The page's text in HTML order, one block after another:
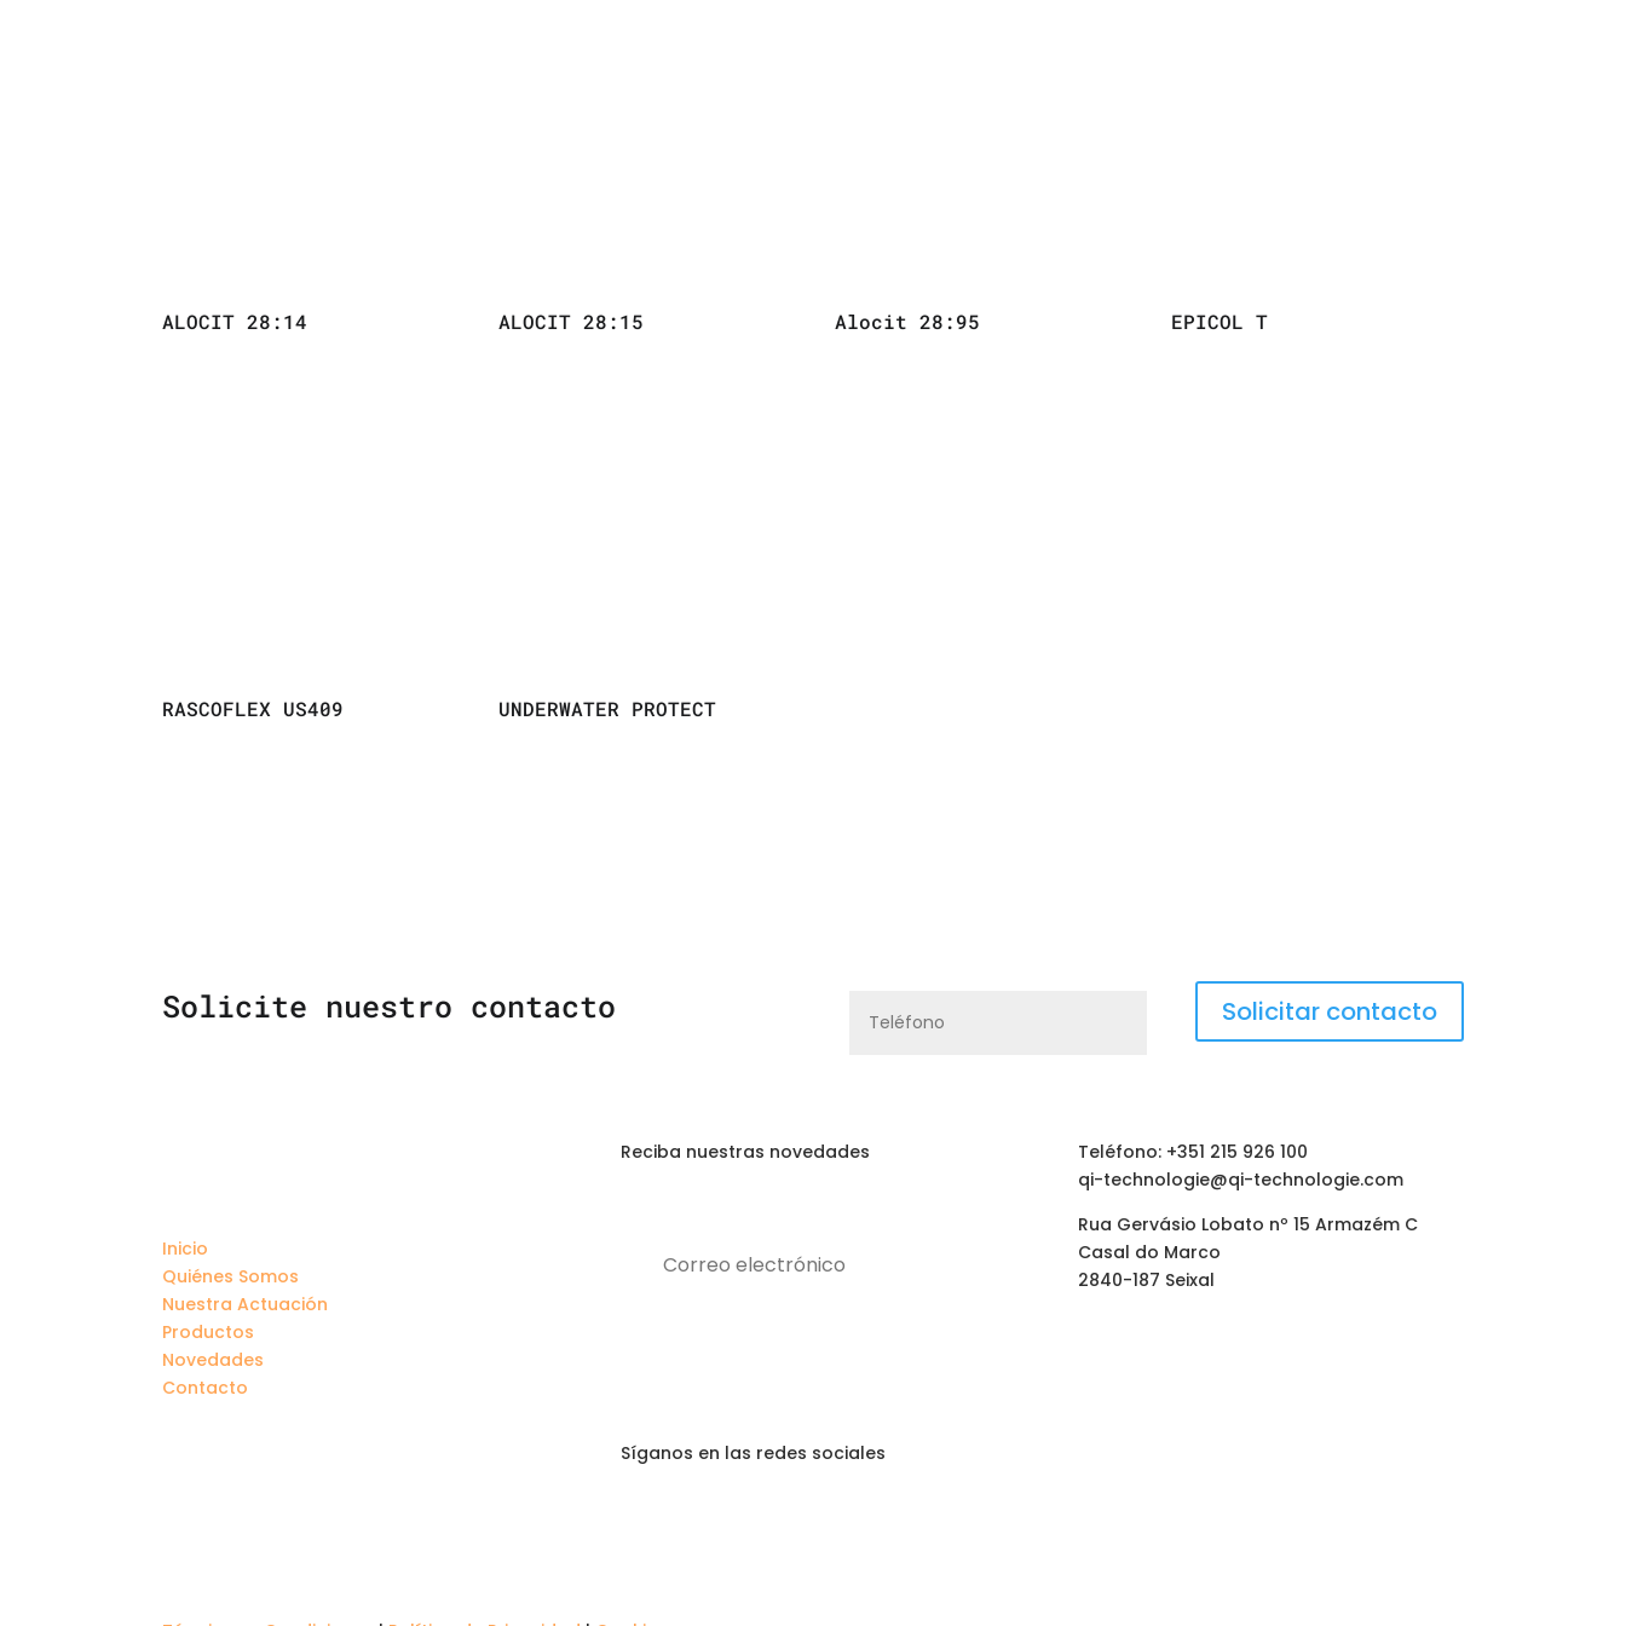
ALOCIT 28:14 ALOCIT 28:15 Alocit 28:95 EPICOL T
RASCOFLEX US409 UNDERWATER PROTECT
Solicite nuestro contacto Solicitar contacto
Inicio
Quiénes Somos
Nuestra Actuación
Productos
Novedades
Contacto
Reciba nuestras novedades
Síganos en las redes sociales
Teléfono: +351 215 926 100
qi-technologie@qi-technologie.com
Rua Gervásio Lobato nº 15 Armazém C
Casal do Marco
2840-187 Seixal